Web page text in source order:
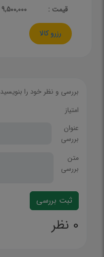
قيمت :
9,500,000 ریال
رزرو کالا
بررسی و نظر خود را بنویسید
امتیاز
عنوان
بررسی
متن
بررسی
0 نظر